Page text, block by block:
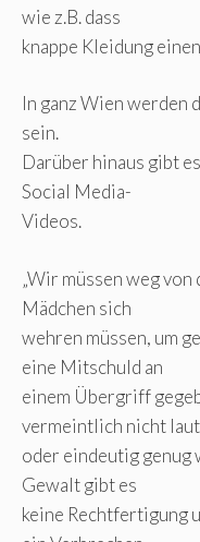
wie z.B. dass
knappe Kleidung
In ganz Wien werden
sein.
Darüber hinaus gibt
Social Media-
Videos.
„Wir müssen weg
Mädchen sich
wehren müssen, um
eine Mitschuld an
einem Übergriff
vermeintlich nicht laut
oder eindeutig genug
Gewalt gibt es
keine Rechtfertigung